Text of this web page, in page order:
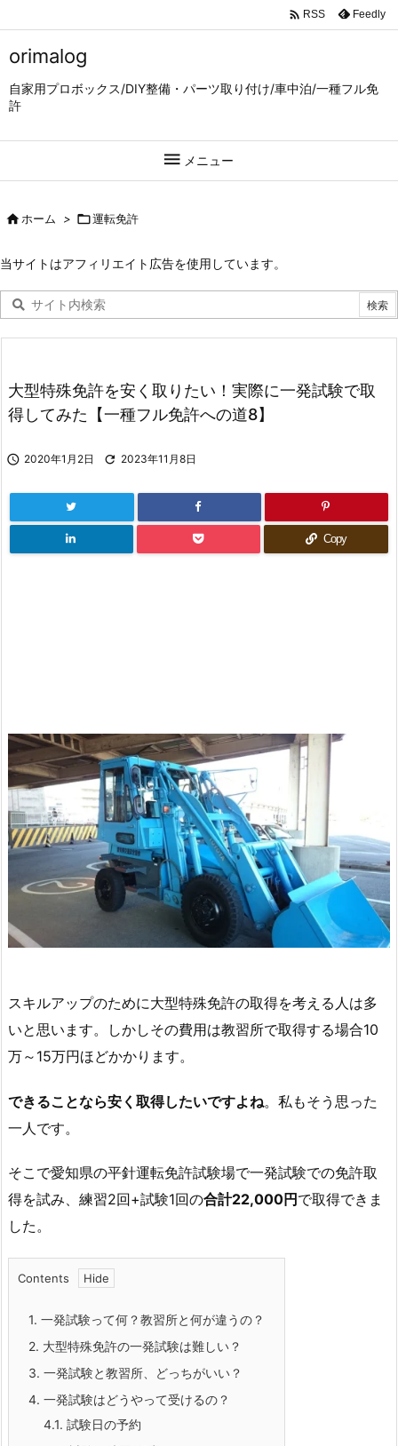
orimalog
自家用プロボックス/DIY整備・パーツ取り付け/車中泊/一種フル免
許
 メニュー
 RSS Feedly
ホーム > 運転免許
当サイトはアフィリエイト広告を使用しています。
大型特殊免許を安く取りたい！実際に一発試験で取
得してみた【一種フル免許への道8】
 2020年1月2日  2023年11月8日
Copy
スキルアップのために大型特殊免許の取得を考える人は多
いと思います。しかしその費用は教習所で取得する場合10
万～15万円ほどかかります。
できることなら安く取得したいですよね。私もそう思った
一人です。
そこで愛知県の平針運転免許試験場で一発試験での免許取
得を試み、練習2回+試験1回の合計22,000円 で取得できま
した。
Contents
1. 一発試験って何？教習所と何が違うの？
2. 大型特殊免許の一発試験は難しい？
3. 一発試験と教習所、どっちがいい？
4. 一発試験はどうやって受けるの？
4.1. 試験日の予約